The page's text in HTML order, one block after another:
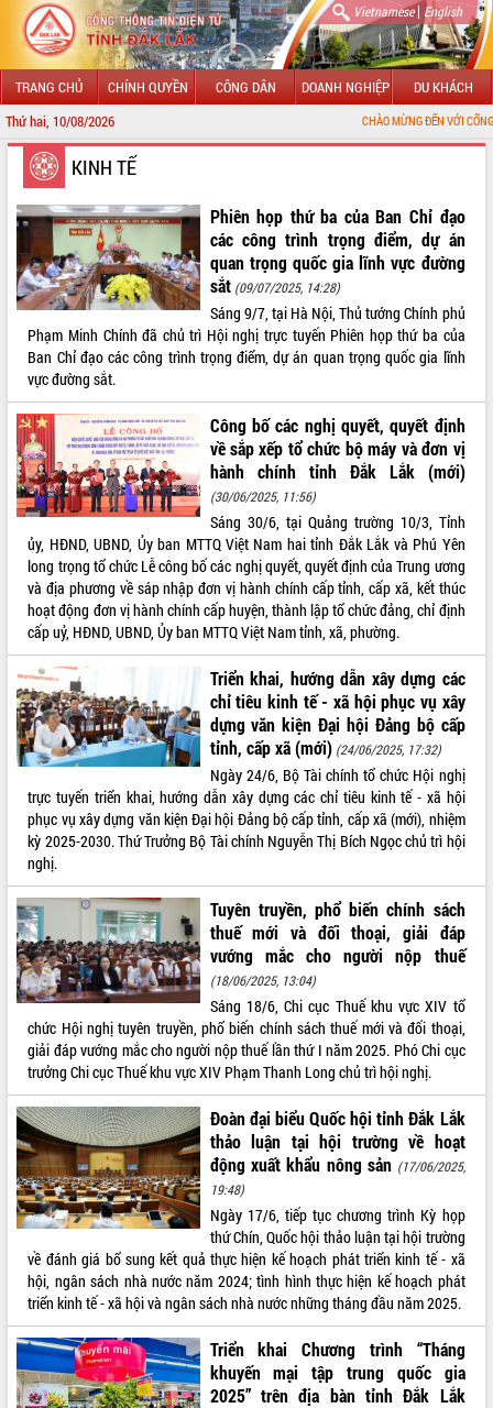
Vietnamese| English
TRANG CHỦ CHÍNH QUYỀN CÔNG DÂN DOANH NGHIỆP DU KHÁCH
Thứ hai, 10/08/2026 CHÀO MỪNG ĐẾN VỚI CỔNG THÔNG
GIỚI THIỆU
LÃNH ĐẠO UBND TỈNH
TIN TỨC SỰ KIỆN
SỞ, BAN, NGÀNH
UBND CÁC XÃ, PHƯỜNG
THÔNG TIN CHỈ ĐẠO ĐIỀU HÀNH
HỆ THỐNG VĂN BẢN
VĂN BẢN HĐND TỈNH
ĐIỂM TIN VĂN BẢN
QUY HOẠCH - KẾ HOẠCH
Không có file video nào để phát.
ALBUM ẢNH
LIÊN KẾT WEB
KINH TẾ
Phiên họp thứ ba của Ban Chỉ đạo
các công trình trọng điểm, dự án
quan trọng quốc gia lĩnh vực đường
sắt (09/07/2025, 14:28)
Sáng 9/7, tại Hà Nội, Thủ tướng Chính phủ
Phạm Minh Chính đã chủ trì Hội nghị trực tuyến Phiên họp thứ ba của
Ban Chỉ đạo các công trình trọng điểm, dự án quan trọng quốc gia lĩnh
vực đường sắt.
Công bố các nghị quyết, quyết định
về sắp xếp tổ chức bộ máy và đơn vị
hành chính tỉnh Đắk Lắk (mới)
(30/06/2025, 11:56)
Sáng 30/6, tại Quảng trường 10/3, Tỉnh
ủy, HĐND, UBND, Ủy ban MTTQ Việt Nam hai tỉnh Đắk Lắk và Phú Yên
long trọng tổ chức Lễ công bố các nghị quyết, quyết định của Trung ương
và địa phương về sáp nhập đơn vị hành chính cấp tỉnh, cấp xã, kết thúc
hoạt động đơn vị hành chính cấp huyện, thành lập tổ chức đảng, chỉ định
cấp uỷ, HĐND, UBND, Ủy ban MTTQ Việt Nam tỉnh, xã, phường.
Triển khai, hướng dẫn xây dựng các
chỉ tiêu kinh tế - xã hội phục vụ xây
dựng văn kiện Đại hội Đảng bộ cấp
tỉnh, cấp xã (mới) (24/06/2025, 17:32)
Ngày 24/6, Bộ Tài chính tổ chức Hội nghị
trực tuyến triển khai, hướng dẫn xây dựng các chỉ tiêu kinh tế - xã hội
phục vụ xây dựng văn kiện Đại hội Đảng bộ cấp tỉnh, cấp xã (mới), nhiệm
kỳ 2025-2030. Thứ Trưởng Bộ Tài chính Nguyễn Thị Bích Ngọc chủ trì hội
nghị.
Tuyên truyền, phổ biến chính sách
thuế mới và đối thoại, giải đáp
vướng mắc cho người nộp thuế
(18/06/2025, 13:04)
Sáng 18/6, Chi cục Thuế khu vực XIV tổ
chức Hội nghị tuyên truyền, phổ biến chính sách thuế mới và đối thoại,
giải đáp vướng mắc cho người nộp thuế lần thứ I năm 2025. Phó Chi cục
trưởng Chi cục Thuế khu vực XIV Phạm Thanh Long chủ trì hội nghị.
Đoàn đại biểu Quốc hội tỉnh Đắk Lắk
thảo luận tại hội trường về hoạt
động xuất khẩu nông sản (17/06/2025,
19:48)
Ngày 17/6, tiếp tục chương trình Kỳ họp
thứ Chín, Quốc hội thảo luận tại hội trường
về đánh giá bổ sung kết quả thực hiện kế hoạch phát triển kinh tế - xã
hội, ngân sách nhà nước năm 2024; tình hình thực hiện kế hoạch phát
triển kinh tế - xã hội và ngân sách nhà nước những tháng đầu năm 2025.
Triển khai Chương trình “Tháng
khuyến mại tập trung quốc gia
2025” trên địa bàn tỉnh Đắk Lắk